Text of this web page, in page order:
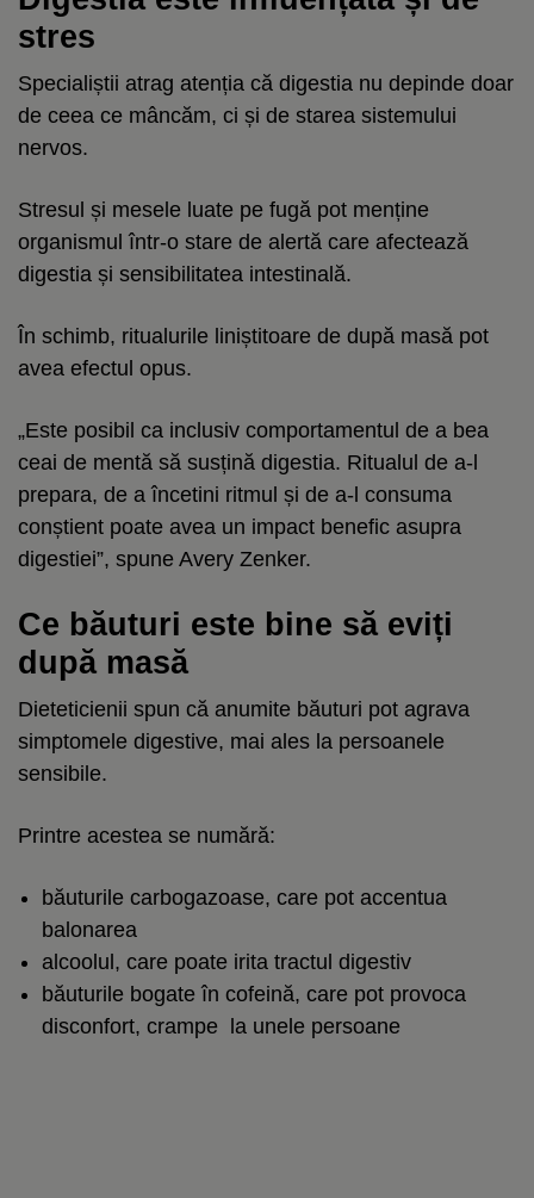
stres
Specialiștii atrag atenția că digestia nu depinde doar
de ceea ce mâncăm, ci și de starea sistemului
nervos.
Stresul și mesele luate pe fugă pot menține
organismul într-o stare de alertă care afectează
digestia și sensibilitatea intestinală.
În schimb, ritualurile liniștitoare de după masă pot
avea efectul opus.
„Este posibil ca inclusiv comportamentul de a bea
ceai de mentă să susțină digestia. Ritualul de a-l
prepara, de a încetini ritmul și de a-l consuma
conștient poate avea un impact benefic asupra
digestiei”, spune Avery Zenker.
Ce băuturi este bine să eviți
după masă
Dieteticienii spun că anumite băuturi pot agrava
simptomele digestive, mai ales la persoanele
sensibile.
Printre acestea se numără:
băuturile carbogazoase, care pot accentua
balonarea
alcoolul, care poate irita tractul digestiv
băuturile bogate în cofeină, care pot provoca
disconfort, crampe la unele persoane